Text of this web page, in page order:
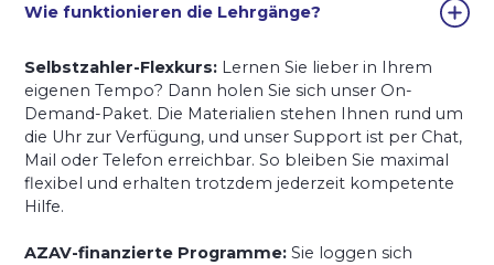
Wie funktionieren die Lehrgänge?
Selbstzahler-Flexkurs:Lernen Sie lieber in Ihrem
eigenen Tempo? Dann holen Sie sich unser On-
Demand-Paket. Die Materialien stehen Ihnen rund um
die Uhr zur Verfügung, und unser Support ist per Chat,
Mail oder Telefon erreichbar. So bleiben Sie maximal
flexibel und erhalten trotzdem jederzeit kompetente
Hilfe.
AZAV-finanzierte Programme:Sie loggen sich